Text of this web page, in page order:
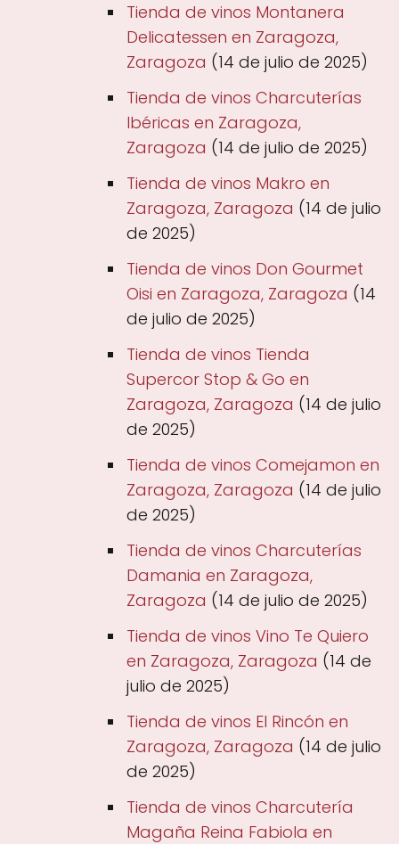
Tienda de vinos Montanera
Delicatessen en Zaragoza,
Zaragoza (14 de julio de 2025)
Tienda de vinos Charcuterías
Ibéricas en Zaragoza,
Zaragoza (14 de julio de 2025)
Tienda de vinos Makro en
Zaragoza, Zaragoza (14 de julio
de 2025)
Tienda de vinos Don Gourmet
Oisi en Zaragoza, Zaragoza (14
de julio de 2025)
Tienda de vinos Tienda
Supercor Stop & Go en
Zaragoza, Zaragoza (14 de julio
de 2025)
Tienda de vinos Comejamon en
Zaragoza, Zaragoza (14 de julio
de 2025)
Tienda de vinos Charcuterías
Damania en Zaragoza,
Zaragoza (14 de julio de 2025)
Tienda de vinos Vino Te Quiero
en Zaragoza, Zaragoza (14 de
julio de 2025)
Tienda de vinos El Rincón en
Zaragoza, Zaragoza (14 de julio
de 2025)
Tienda de vinos Charcutería
Magaña Reina Fabiola en